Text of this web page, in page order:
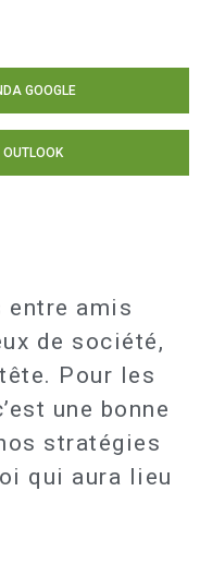
GOOGLE
entre amis
de société,
Pour les
une bonne
stratégies
qui aura lieu